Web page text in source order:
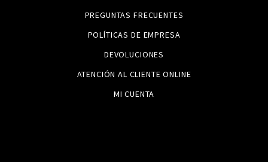
PREGUNTAS FRECUENTES
POLÍTICAS DE EMPRESA
DEVOLUCIONES
ATENCIÓN AL CLIENTE ONLINE
MI CUENTA